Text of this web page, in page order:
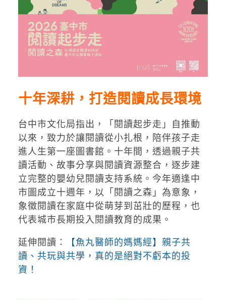
十年深耕，打造閱讀成長環境
台中市文化局指出，「閱讀起步走」自推動
以來，致力於讓閱讀從小扎根，陪伴孩子走
進人生第一座圖書館。十年間，透過親子共
讀活動、故事分享與閱讀資源整合，逐步建
立完整的嬰幼兒閱讀支持系統。今年適逢中
市圖成立十週年，以「閱讀之森」為意象，
象徵閱讀在家庭中從萌芽到茁壯的歷程，也
代表城市長期投入閱讀教育的成果。
延伸閱讀：
【魚丸醫師的媽媽經】親子共
讀、共玩與共學，真的是絕對不虧本的投
資！